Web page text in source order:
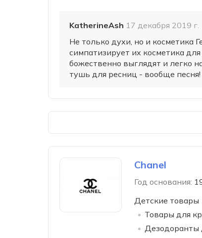
KatherineAsh 17 декабря 2019 г.
Не только духи, но и косметика
симпатизирует их косметика
божественно выглядят и легко
тушь для ресниц - вообще песня!
Chanel
Год основания:
Детские товары
Товары для
Дезодоранты